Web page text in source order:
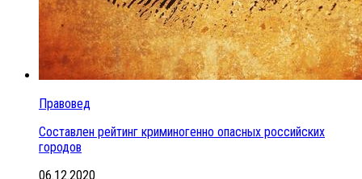
Правовед
Составлен рейтинг криминогенно опасных российских
городов
06.12.2020